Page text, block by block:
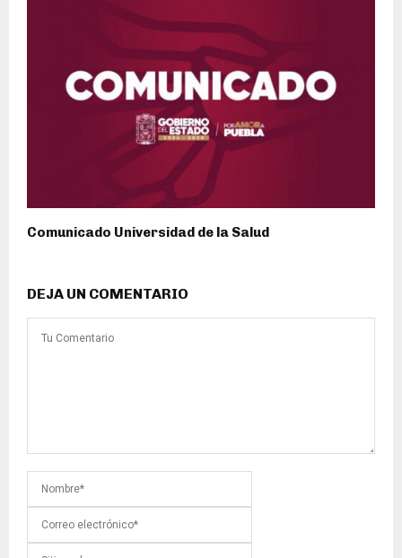
Comunicado Universidad de la Salud
DEJA UN COMENTARIO